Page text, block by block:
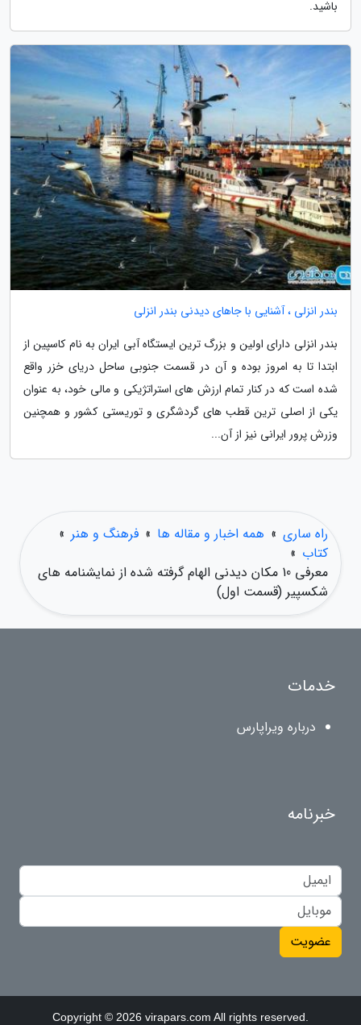
باشید.
بندر انزلی ، آشنایی با جاهای دیدنی بندر انزلی
بندر انزلی دارای اولین و بزرگ ترین ایستگاه آبی ایران به نام کاسپین از
ابتدا تا به امروز بوده و آن در قسمت جنوبی ساحل دریای خزر واقع
شده است که در کنار تمام ارزش های استراتژیکی و مالی خود، به عنوان
یکی از اصلی ترین قطب های گردشگری و توریستی کشور و همچنین
وزرش پرور ایرانی نیز از آن...
راه ساری » همه اخبار و مقاله ها » فرهنگ و هنر »
کتاب »
معرفی 10 مکان دیدنی الهام گرفته شده از نمایشنامه های
شکسپیر (قسمت اول)
خدمات
درباره ویراپارس
خبرنامه
عضویت
Copyright © 2026 virapars.com All rights reserved.